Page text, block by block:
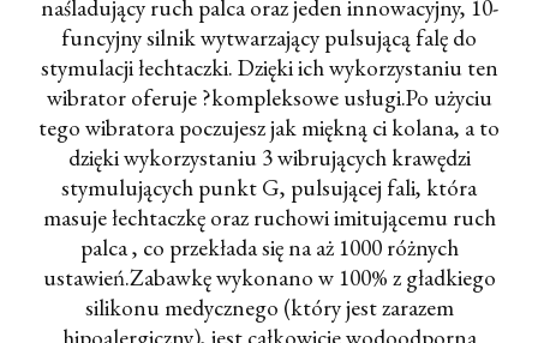
naśladujący ruch palca oraz jeden innowacyjny, 10-
funcyjny silnik wytwarzający pulsującą falę do
stymulacji łechtaczki. Dzięki ich wykorzystaniu ten
wibrator oferuje ?kompleksowe usługi.Po użyciu
tego wibratora poczujesz jak miękną ci kolana, a to
dzięki wykorzystaniu 3 wibrujących krawędzi
stymulujących punkt G, pulsującej fali, która
masuje łechtaczkę oraz ruchowi imitującemu ruch
palca , co przekłada się na aż 1000 różnych
ustawień.Zabawkę wykonano w 100% z gładkiego
silikonu medycznego (który jest zarazem